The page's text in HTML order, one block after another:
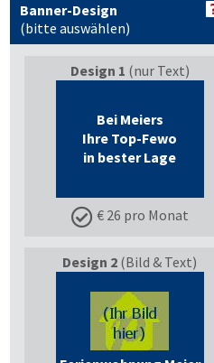
Banner-Design
(bitte auswählen)
Design 1 (nur Text)
Bei Meiers
Ihre Top-Fewo
in bester Lage
€ 26 pro Monat
Design 2 (Bild & Text)